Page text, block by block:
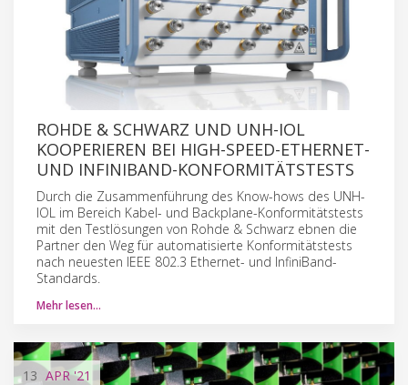
ROHDE & SCHWARZ UND UNH-IOL
KOOPERIEREN BEI HIGH-SPEED-ETHERNET-
UND INFINIBAND-KONFORMITÄTSTESTS
Durch die Zusammenführung des Know-hows des UNH-
IOL im Bereich Kabel- und Backplane-Konformitätstests
mit den Testlösungen von Rohde & Schwarz ebnen die
Partner den Weg für automatisierte Konformitätstests
nach neuesten IEEE 802.3 Ethernet- und InfiniBand-
Standards.
Mehr lesen…
13 APR'21